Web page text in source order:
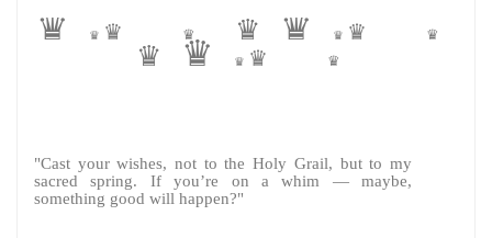
♛ ♛ ♛ ♛ ♛ ♛ ♛ ♛ ♛
♛ ♛ ♛ ♛ ♛
"Cast your wishes, not to the Holy Grail, but to my
sacred spring. If you’re on a whim — maybe,
something good will happen?"